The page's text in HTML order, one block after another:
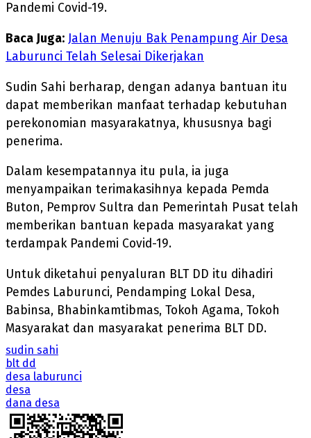
Pandemi Covid-19.
Baca Juga: Jalan Menuju Bak Penampung Air Desa
Laburunci Telah Selesai Dikerjakan
Sudin Sahi berharap, dengan adanya bantuan itu
dapat memberikan manfaat terhadap kebutuhan
perekonomian masyarakatnya, khususnya bagi
penerima.
Dalam kesempatannya itu pula, ia juga
menyampaikan terimakasihnya kepada Pemda
Buton, Pemprov Sultra dan Pemerintah Pusat telah
memberikan bantuan kepada masyarakat yang
terdampak Pandemi Covid-19.
Untuk diketahui penyaluran BLT DD itu dihadiri
Pemdes Laburunci, Pendamping Lokal Desa,
Babinsa, Bhabinkamtibmas, Tokoh Agama, Tokoh
Masyarakat dan masyarakat penerima BLT DD.
sudin sahi
blt dd
desa laburunci
desa
dana desa